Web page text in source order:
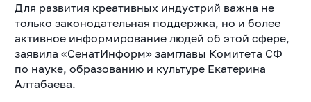
Для развития креативных индустрий важна не
только законодательная поддержка, но и более
активное информирование людей об этой сфере,
заявила «СенатИнформ» замглавы Комитета СФ
по науке, образованию и культуре Екатерина
Алтабаева.